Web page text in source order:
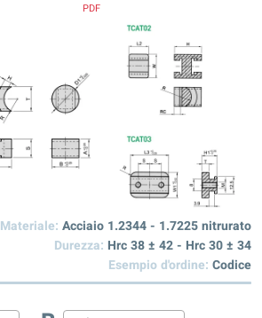
PDF
Materiale: Acciaio 1.2344 - 1.7225 nitrurato
Durezza: Hrc 38 ± 42 - Hrc 30 ± 34
Esempio d'ordine: Codice